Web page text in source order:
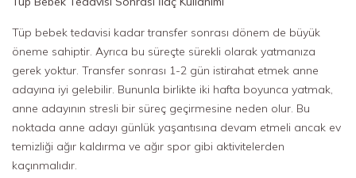
Tüp bebek tedavisi kadar transfer sonrası dönem de büyük
öneme sahiptir. Ayrıca bu süreçte sürekli olarak yatmanıza
gerek yoktur. Transfer sonrası 1-2 gün istirahat etmek anne
adayına iyi gelebilir. Bununla birlikte iki hafta boyunca yatmak,
anne adayının stresli bir süreç geçirmesine neden olur. Bu
noktada anne adayı günlük yaşantısına devam etmeli ancak ev
temizliği ağır kaldırma ve ağır spor gibi aktivitelerden
kaçınmalıdır.